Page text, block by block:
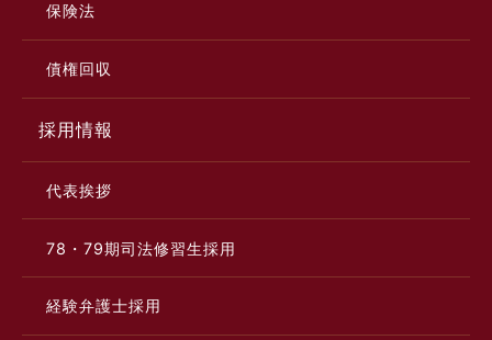
保険法
債権回収
採用情報
代表挨拶
78・79期司法修習生採用
経験弁護士採用